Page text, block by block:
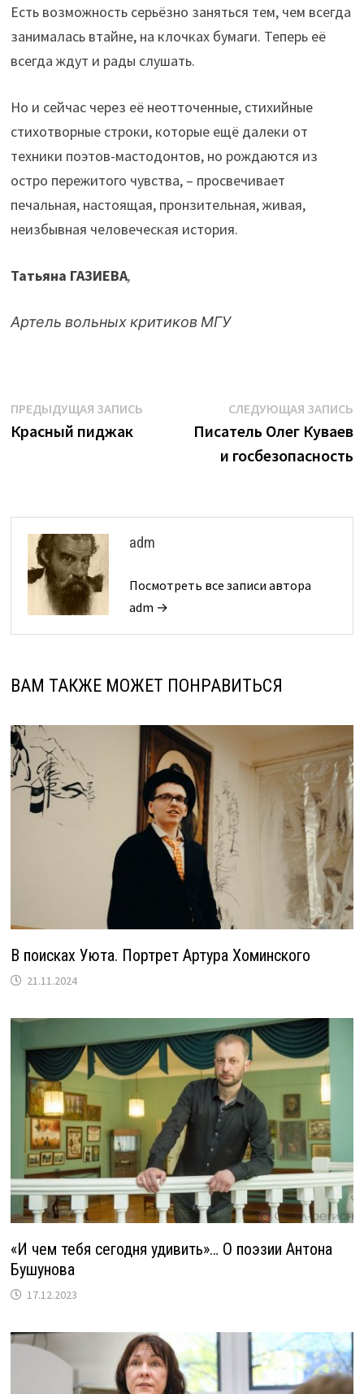
Есть возможность серьёзно заняться тем, чем всегда
занималась втайне, на клочках бумаги. Теперь её
всегда ждут и рады слушать.
Но и сейчас через её неотточенные, стихийные
стихотворные строки, которые ещё далеки от
техники поэтов-мастодонтов, но рождаются из
остро пережитого чувства, – просвечивает
печальная, настоящая, пронзительная, живая,
неизбывная человеческая история.
Татьяна ГАЗИЕВА,
Артель вольных критиков МГУ
Навигация
по
ПРЕДЫДУЩАЯ ЗАПИСЬПредыдущая
Красный пиджак
СЛЕДУЮЩАЯ ЗАПИСЬ
Писатель Олег Куваев
и госбезопасность
adm
Посмотреть все записи автора
adm →
ВАМ ТАКЖЕ МОЖЕТ ПОНРАВИТЬСЯ
В поисках Уюта. Портрет Артура Хоминского
21.11.2024
«И чем тебя сегодня удивить»… О поэзии Антона
Бушунова
17.12.2023